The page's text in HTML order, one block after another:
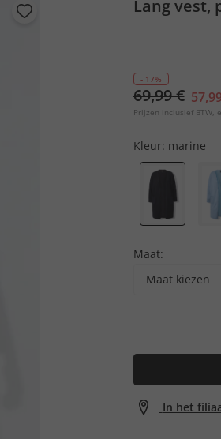
Lang vest,
- 17%
69,99 €
Prijzen inclusief BTW,
Kleur: marine
Maat:
Maat kiezen
In het